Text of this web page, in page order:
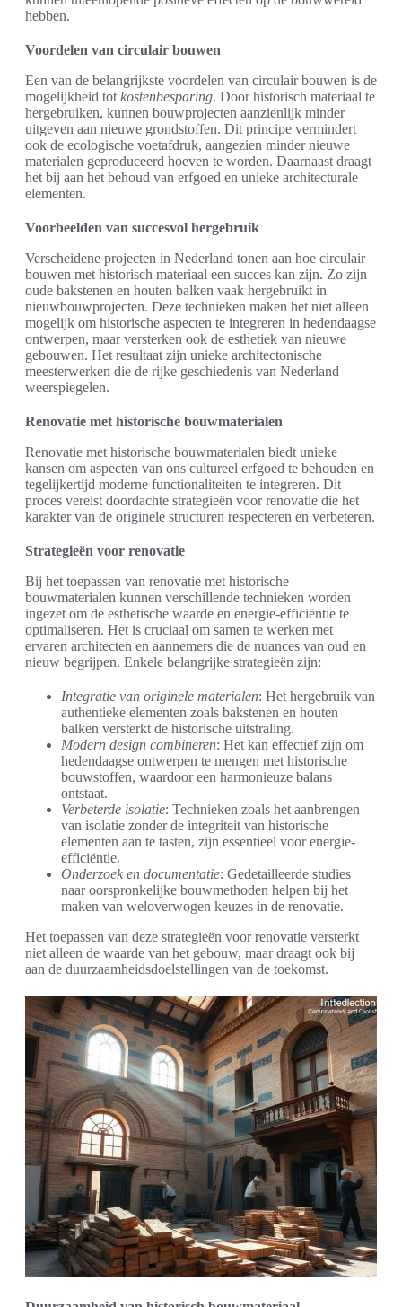
hebben.
Voordelen van circulair bouwen
Een van de belangrijkste voordelen van circulair bouwen is de
mogelijkheid tot kostenbesparing. Door historisch materiaal te
hergebruiken, kunnen bouwprojecten aanzienlijk minder
uitgeven aan nieuwe grondstoffen. Dit principe vermindert
ook de ecologische voetafdruk, aangezien minder nieuwe
materialen geproduceerd hoeven te worden. Daarnaast draagt
het bij aan het behoud van erfgoed en unieke architecturale
elementen.
Voorbeelden van succesvol hergebruik
Verscheidene projecten in Nederland tonen aan hoe circulair
bouwen met historisch materiaal een succes kan zijn. Zo zijn
oude bakstenen en houten balken vaak hergebruikt in
nieuwbouwprojecten. Deze technieken maken het niet alleen
mogelijk om historische aspecten te integreren in hedendaagse
ontwerpen, maar versterken ook de esthetiek van nieuwe
gebouwen. Het resultaat zijn unieke architectonische
meesterwerken die de rijke geschiedenis van Nederland
weerspiegelen.
Renovatie met historische bouwmaterialen
Renovatie met historische bouwmaterialen biedt unieke
kansen om aspecten van ons cultureel erfgoed te behouden en
tegelijkertijd moderne functionaliteiten te integreren. Dit
proces vereist doordachte strategieën voor renovatie die het
karakter van de originele structuren respecteren en verbeteren.
Strategieën voor renovatie
Bij het toepassen van renovatie met historische
bouwmaterialen kunnen verschillende technieken worden
ingezet om de esthetische waarde en energie-efficiëntie te
optimaliseren. Het is cruciaal om samen te werken met
ervaren architecten en aannemers die de nuances van oud en
nieuw begrijpen. Enkele belangrijke strategieën zijn:
Integratie van originele materialen: Het hergebruik van
authentieke elementen zoals bakstenen en houten
balken versterkt de historische uitstraling.
Modern design combineren: Het kan effectief zijn om
hedendaagse ontwerpen te mengen met historische
bouwstoffen, waardoor een harmonieuze balans
ontstaat.
Verbeterde isolatie: Technieken zoals het aanbrengen
van isolatie zonder de integriteit van historische
elementen aan te tasten, zijn essentieel voor energie-
efficiëntie.
Onderzoek en documentatie: Gedetailleerde studies
naar oorspronkelijke bouwmethoden helpen bij het
maken van weloverwogen keuzes in de renovatie.
Het toepassen van deze strategieën voor renovatie versterkt
niet alleen de waarde van het gebouw, maar draagt ook bij
aan de duurzaamheidsdoelstellingen van de toekomst.